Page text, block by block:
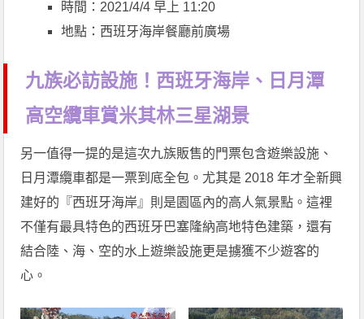
時間：2021/4/4 早上 11:20
地點：西班牙海岸餐廳前廣場
九族必訪設施！西班牙海岸、日月潭
高空纜車賞米其林三星湖景
另一值得一提的是這次九族販售的門票包含遊樂設施、
日月潭纜車都是一票到底全包。尤其是 2018 年才全新興
建好的『西班牙海岸』則是園區內的高人氣景點。這裡
不僅有最具特色的西班牙巴塞隆納高地特色建築，還有
結合陸、海、空的水上遊樂設施更是擄獲不少遊客的
心。